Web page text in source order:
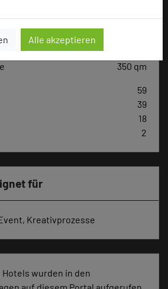
Alle akzeptieren
350 qm
59
39
18
2
für
Kreativprozesse
Hotels wurden in den